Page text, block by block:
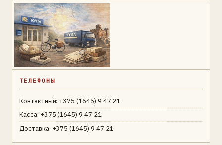
ТЕЛЕФОНЫ
Контактный: +375 (1645) 9 47 21
Касса: +375 (1645) 9 47 21
Доставка: +375 (1645) 9 47 21